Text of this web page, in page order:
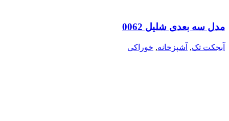
مدل سه بعدی شلیل 0062
آبجکت تک, آشپزخانه, خوراکی